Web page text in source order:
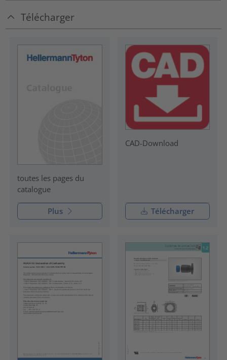
Télécharger
toutes les pages du
catalogue
Plus
CAD-Download
Télécharger